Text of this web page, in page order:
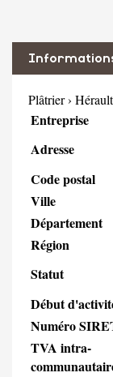
Plâtrier› Hérault
Entreprise
Adresse
Code postal
Ville
Département
Région
Statut
Début
Numéro
TVA intra-